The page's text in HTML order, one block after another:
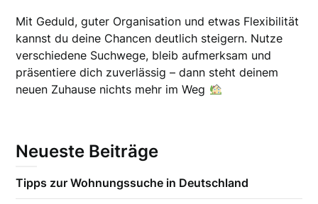
Mit Geduld, guter Organisation und etwas Flexibilität
kannst du deine Chancen deutlich steigern. Nutze
verschiedene Suchwege, bleib aufmerksam und
präsentiere dich zuverlässig – dann steht deinem
neuen Zuhause nichts mehr im Weg
Neueste Beiträge
Tipps zur Wohnungssuche in Deutschland